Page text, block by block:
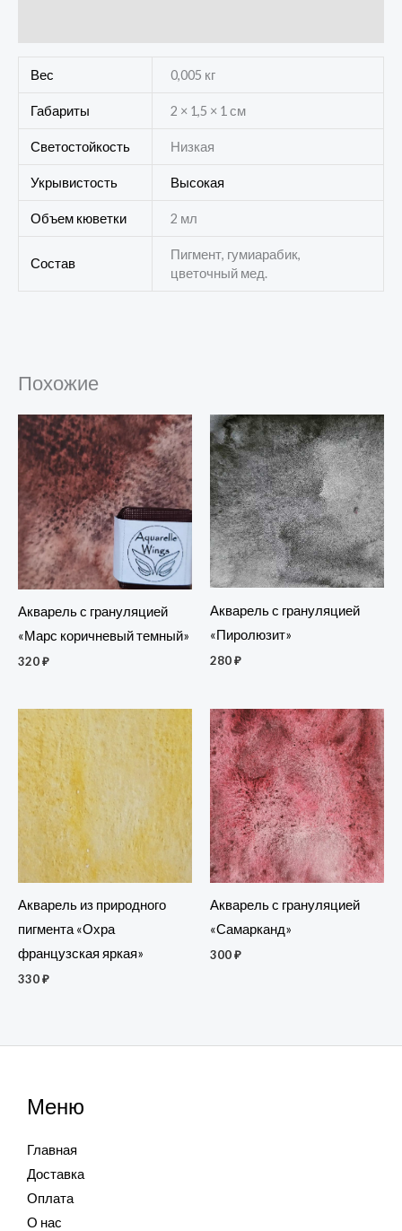
Вес 0,005 кг
Габариты 2 × 1,5 × 1 см
Светостойкость Низкая
Укрывистость Высокая
Объем кюветки 2 мл
Состав
Пигмент, гумиарабик,
цветочный мед.
Похожие
Акварель с грануляцией
«Марс коричневый темный»
320₽
Акварель с грануляцией
«Пиролюзит»
280₽
Акварель из природного
пигмента «Охра
французская яркая»
330₽
Акварель с грануляцией
«Самарканд»
300₽
Меню
Главная
Доставка
Оплата
О нас